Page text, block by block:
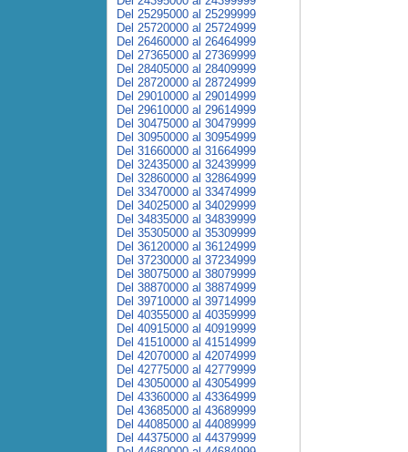
Del 25295000 al 25299999
Del 25720000 al 25724999
Del 26460000 al 26464999
Del 27365000 al 27369999
Del 28405000 al 28409999
Del 28720000 al 28724999
Del 29010000 al 29014999
Del 29610000 al 29614999
Del 30475000 al 30479999
Del 30950000 al 30954999
Del 31660000 al 31664999
Del 32435000 al 32439999
Del 32860000 al 32864999
Del 33470000 al 33474999
Del 34025000 al 34029999
Del 34835000 al 34839999
Del 35305000 al 35309999
Del 36120000 al 36124999
Del 37230000 al 37234999
Del 38075000 al 38079999
Del 38870000 al 38874999
Del 39710000 al 39714999
Del 40355000 al 40359999
Del 40915000 al 40919999
Del 41510000 al 41514999
Del 42070000 al 42074999
Del 42775000 al 42779999
Del 43050000 al 43054999
Del 43360000 al 43364999
Del 43685000 al 43689999
Del 44085000 al 44089999
Del 44375000 al 44379999